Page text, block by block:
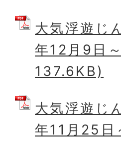
大気浮遊じ
年12月9日
137.6KB)
大気浮遊じ
年11月25